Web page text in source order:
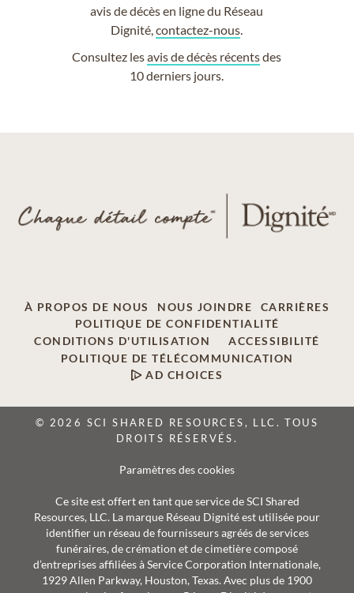
avis de décès en ligne du Réseau
Dignité,contactez-nous
Consultez lesavis de décès récentsdes
10 derniers jours.
À PROPOS DE NOUS NOUS JOINDRE
CARRIÈRES
POLITIQUE DE CONFIDENTIALITÉ
CONDITIONS D'UTILISATION
ACCESSIBILITÉ
POLITIQUE DE TÉLÉCOMMUNICATION
AD CHOICES
© 2026 SCI SHARED RESOURCES, LLC. TOUS
DROITS RÉSERVÉS.
Paramètres des cookies
Ce site est offert en tant que service de SCI Shared
Resources, LLC. La marque Réseau Dignité est utilisée pour
identifier un réseau de fournisseurs agréés de services
funéraires, de crémation et de cimetière composé
d’entreprises affiliées à Service Corporation Internationale,
1929 Allen Parkway, Houston, Texas. Avec plus de 1900